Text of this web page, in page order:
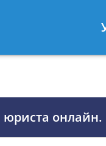
8 812 509-
юриста